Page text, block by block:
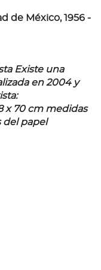
de México, 1956 -
Existe una
en 2004 y
x 70 cm medidas
del papel